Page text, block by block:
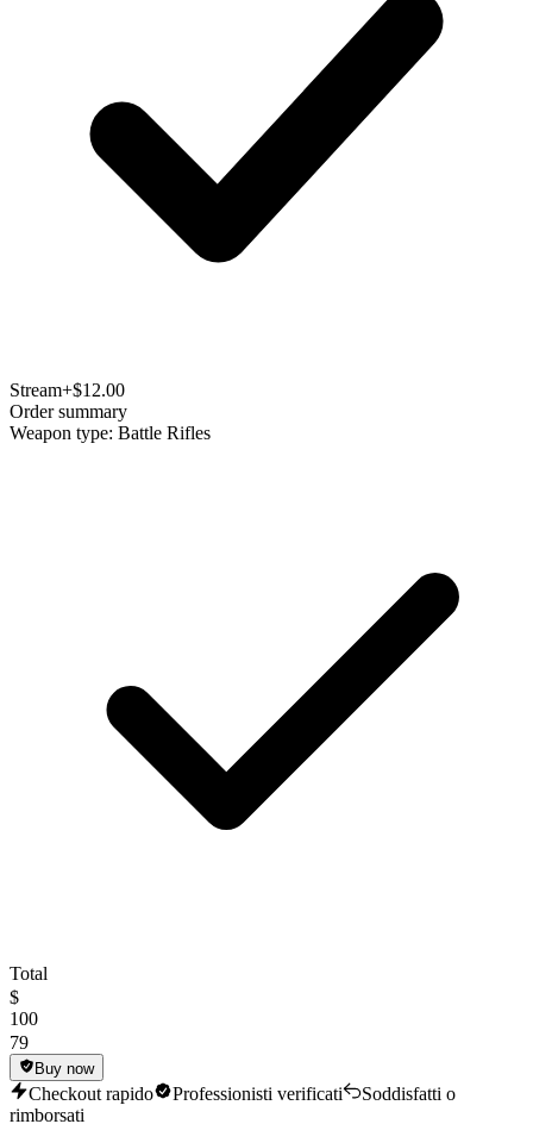
Stream+$12.00
Order summary
Weapon type: Battle Rifles
Total
$
100
79
Buy now
Checkout rapido Professionisti verificati
Soddisfatti o
rimborsati